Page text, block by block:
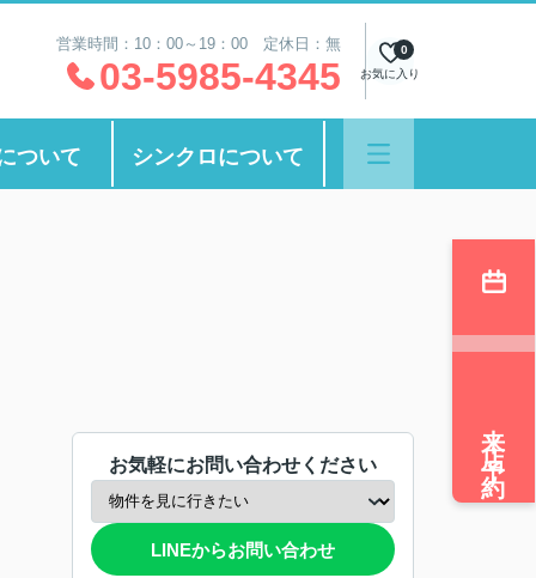
営業時間：10：00～19：00 定休日：無
03-5985-4345 お気に入り
0
ついて シンクロについて
お気軽にお問い合わせください
LINEからお問い合わせ
来店予約